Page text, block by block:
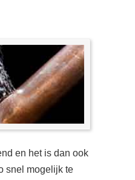
en het is dan ook
snel mogelijk te